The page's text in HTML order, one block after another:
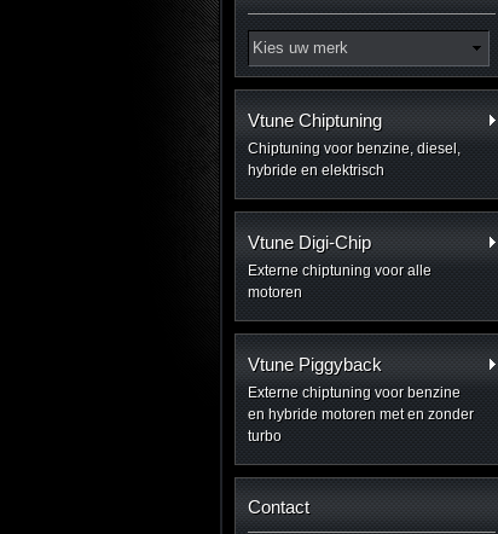
Vtune Chiptuning
Chiptuning voor benzine, diesel,
hybride en elektrisch
Vtune Digi-Chip
Externe chiptuning voor alle
motoren
Vtune Piggyback
Externe chiptuning voor benzine
en hybride motoren met en zonder
turbo
Contact